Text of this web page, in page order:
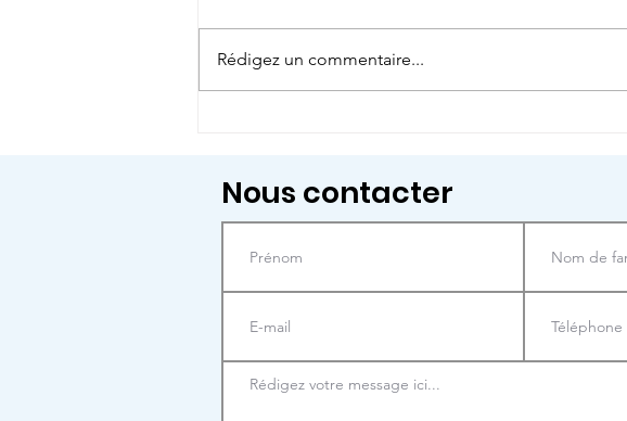
autrement ?
Rédigez un commentaire...
Nous contacter